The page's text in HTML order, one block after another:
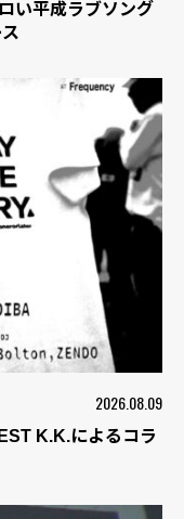
い平成ラブソング
2026.08.09
K.K.によるコラ